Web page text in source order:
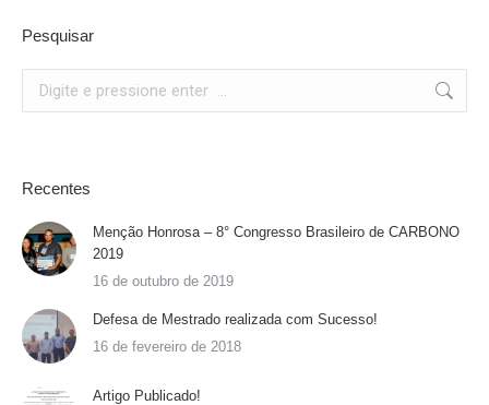
Pesquisar
Recentes
Menção Honrosa – 8° Congresso Brasileiro de CARBONO
2019
16 de outubro de 2019
Defesa de Mestrado realizada com Sucesso!
16 de fevereiro de 2018
Artigo Publicado!